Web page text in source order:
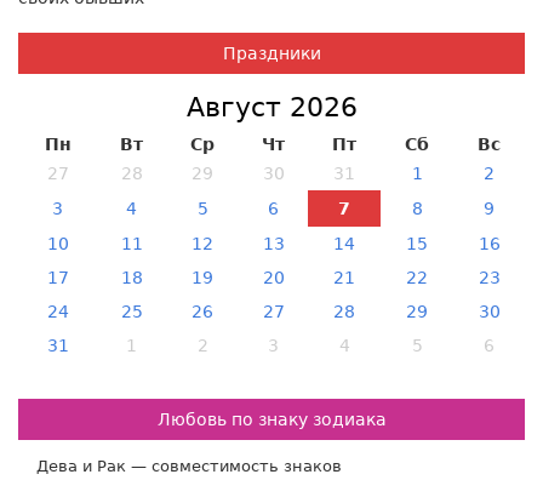
Праздники
Август 2026
Пн Вт Ср Чт Пт Сб
Вс
27
28 29 30 31 1
2
3
4 5 6 7 8
9
10
11 12 13 14 15
16
17
18 19 20 21 22
23
24
25 26 27 28 29
30
31
1 2 3 4 5 6
Любовь по знаку зодиака
Дева и Рак — совместимость знаков